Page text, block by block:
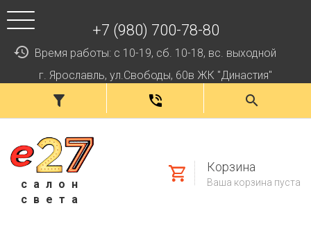
+7 (980) 700-78-80
Время работы: с 10-19, сб. 10-18, вс. выходной
г. Ярославль, ул.Свободы, 60в ЖК "Династия"
салон
света
Корзина
Ваша корзина пуста